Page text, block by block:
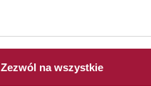
Zezwól na wszystkie